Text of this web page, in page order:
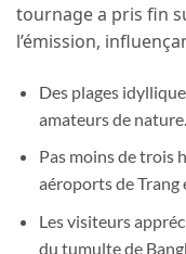
tournage a pris fin
l’émission,
Des plages
amateurs de nature.
Pas moins de trois
aéroports de Trang
Les visiteurs
du tumulte de